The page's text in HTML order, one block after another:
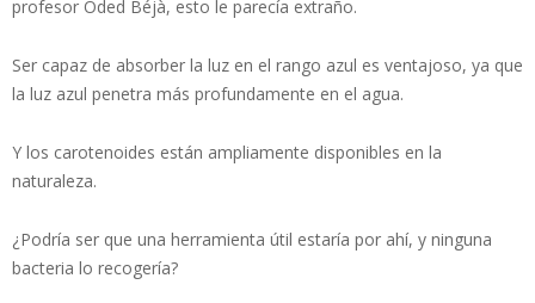
profesor Oded Béjà, esto le parecía extraño.
Ser capaz de absorber la luz en el rango azul es ventajoso, ya que
la luz azul penetra más profundamente en el agua.
Y los carotenoides están ampliamente disponibles en la
naturaleza.
¿Podría ser que una herramienta útil estaría por ahí, y ninguna
bacteria lo recogería?